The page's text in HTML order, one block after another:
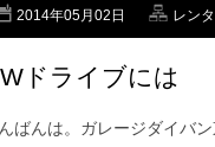
2014年05月02日 レン
ドライブには
ばんは。ガレージダイバ